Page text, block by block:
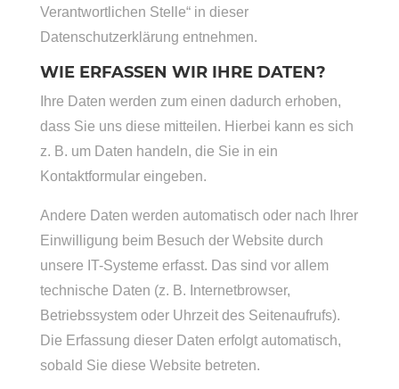
Verantwortlichen Stelle“ in dieser
Datenschutzerklärung entnehmen.
WIE ERFASSEN WIR IHRE DATEN?
Ihre Daten werden zum einen dadurch erhoben,
dass Sie uns diese mitteilen. Hierbei kann es sich
z. B. um Daten handeln, die Sie in ein
Kontaktformular eingeben.
Andere Daten werden automatisch oder nach Ihrer
Einwilligung beim Besuch der Website durch
unsere IT-Systeme erfasst. Das sind vor allem
technische Daten (z. B. Internetbrowser,
Betriebssystem oder Uhrzeit des Seitenaufrufs).
Die Erfassung dieser Daten erfolgt automatisch,
sobald Sie diese Website betreten.